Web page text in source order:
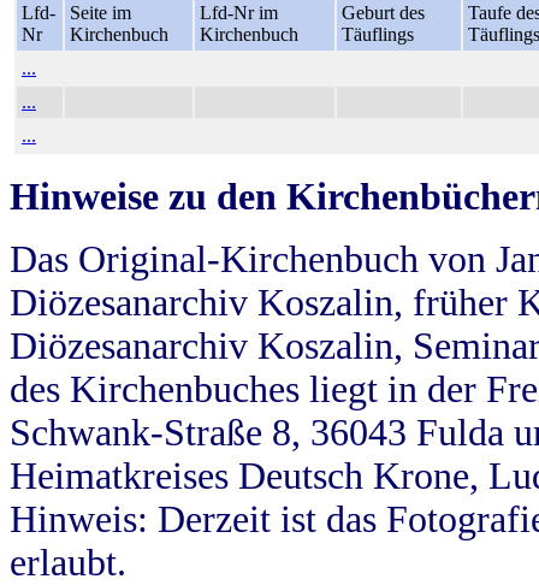
Lfd-
Nr
Seite im
Kirchenbuch
Lfd-Nr im
Kirchenbuch
Geburt des
Täuflings
Taufe
Täuflings
...
...
...
Hinweise zu den
Das Original-Kirchenbuch von
Diözesanarchiv Koszalin, früher
Diözesanarchiv Koszalin,
des Kirchenbuches liegt in der
Schwank-Straße 8, 36043 Fulda
Heimatkreises Deutsch Krone,
Hinweis: Derzeit ist das
erlaubt.